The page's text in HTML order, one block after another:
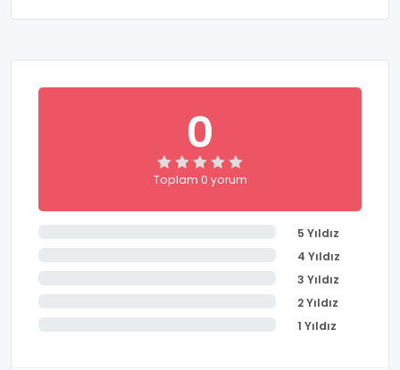
0
Toplam 0 yorum
5 Yıldız
4 Yıldız
3 Yıldız
2 Yıldız
1 Yıldız